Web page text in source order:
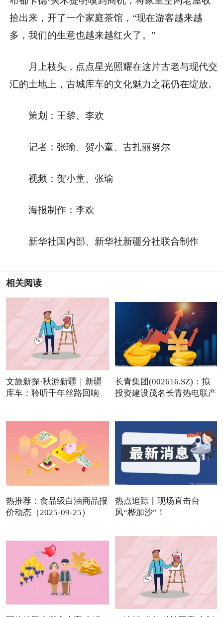
拾出来，开了一个家庭茶馆，“现在游客越来越
多，我们的生意也越来越红火了。”
月上枝头，点点星光照耀在这片古老与现代交
汇的土地上，古城库车的文化魅力之花仍在绽放。
策划：王黎、李欢
记者：张瑜、贺小童、古扎丽努尔
视频：贺小童、张瑜
海报制作：李欢
新华社国内部、新华社新疆分社联合制作
相关阅读
文旅新探·秋游新疆｜新疆
库车：聆听千年丝路回响
长青集团(002616.SZ)：拟
投资建设茂名长青热电联产
热推荐：食品级白油商品报
价动态（2025-09-25）
热点追踪丨现场直击台
风“桦加沙”！